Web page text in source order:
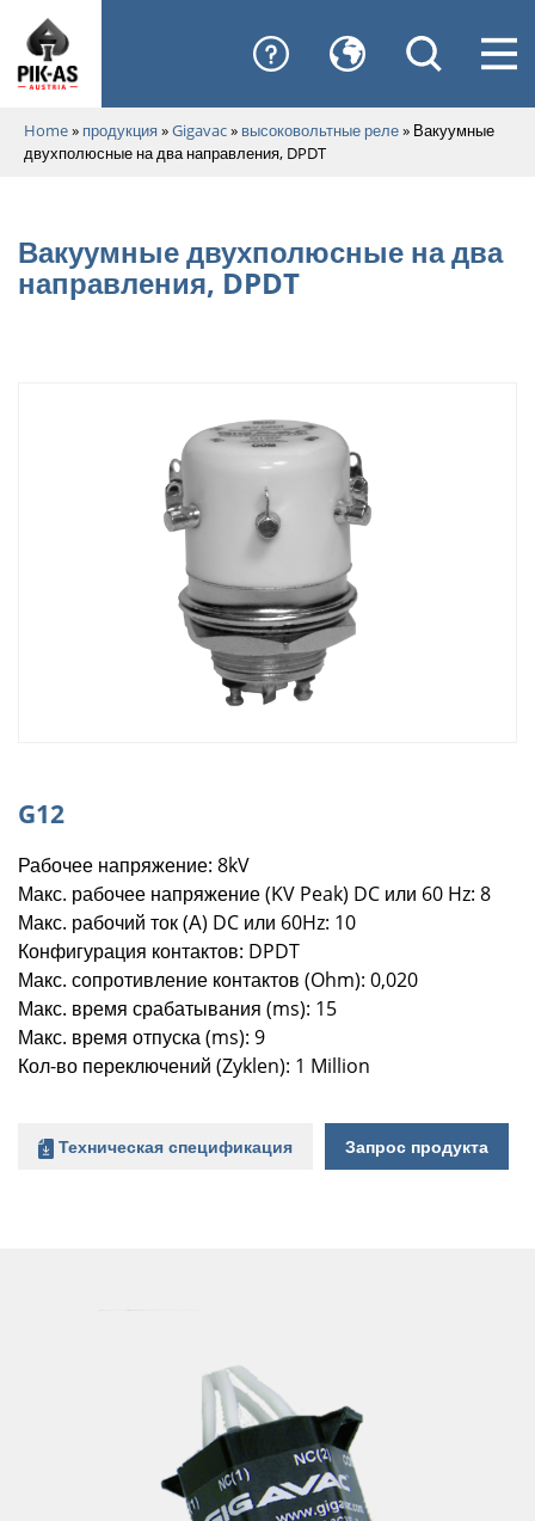
Home» продукция»Gigavac» высоковольтные реле» Вакуумные
двухполюсные на два направления, DPDT
Вакуумные двухполюсные на два
направления, DPDT
G12
Рабочее напряжение: 8kV
Макс. рабочее напряжение (KV Peak) DC или 60 Hz: 8
Макс. рабочий ток (А) DC или 60Hz: 10
Конфигурация контактов: DPDT
Макс. сопротивление контактов (Ohm): 0,020
Макс. время срабатывания (ms): 15
Макс. время отпуска (ms): 9
Кол-во переключений (Zyklen): 1 Million
Техническая спецификация Запрос продукта